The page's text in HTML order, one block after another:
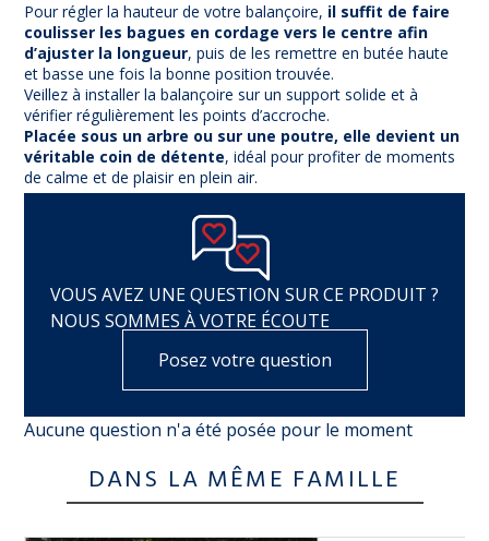
Pour régler la hauteur de votre balançoire, il suffit de faire
coulisser les bagues en cordage vers le centre afin
d’ajuster la longueur, puis de les remettre en butée haute
et basse une fois la bonne position trouvée.
Veillez à installer la balançoire sur un support solide et à
vérifier régulièrement les points d’accroche.
Placée sous un arbre ou sur une poutre, elle devient un
véritable coin de détente, idéal pour profiter de moments
de calme et de plaisir en plein air.
VOUS AVEZ UNE QUESTION SUR CE PRODUIT ?
NOUS SOMMES À VOTRE ÉCOUTE
Posez votre question
Aucune question n'a été posée pour le moment
DANS LA MÊME FAMILLE